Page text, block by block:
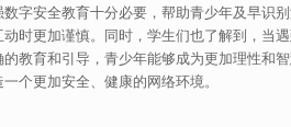
字安全教育十分必要，帮助青少年及早识
时更加谨慎。同时，学生们也了解到，当
教育和引导，青少年能够成为更加理性和
个更加安全、健康的网络环境。